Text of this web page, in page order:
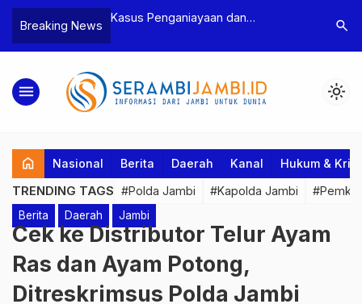
Breaking News
Bea Cukai
Pelaku beserta
dan 146 Gram
Kasus Penganiayaan dan
Tebo Tetapkan Dua Tersangka
Polres
Dua
search
menu light_mode
home Nasional Berita Daerah Kanal Hukum &
TRENDING TAGS #Polda Jambi #Kapolda Jambi
Berita Daerah Jambi
Cek ke Distributor Telur Ayam
Ras dan Ayam Potong,
Ditreskrimsus Polda Jambi